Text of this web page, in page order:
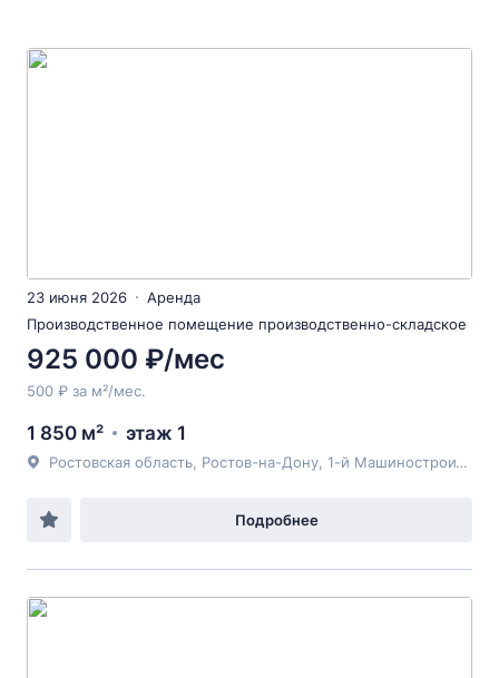
23 июня 2026
Аренда
Производственное помещение производственно-складское
925 000 ₽/мес
500 ₽ за м²/мес.
1 850 м² этаж 1
Ростовская область, Ростов-на-Дону, 1-й Машиностроительный
Подробнее